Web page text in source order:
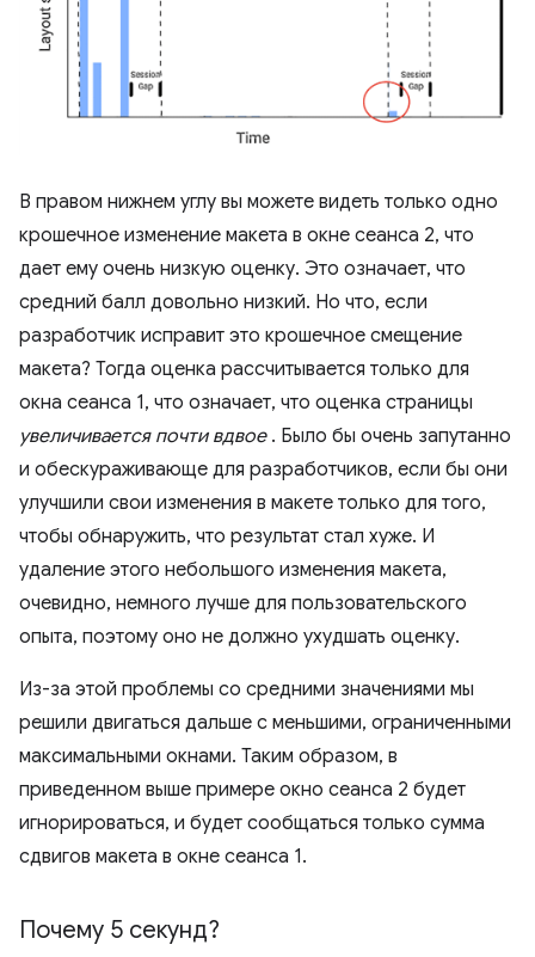
В правом нижнем углу вы можете видеть только одно
крошечное изменение макета в окне сеанса 2, что
дает ему очень низкую оценку. Это означает, что
средний балл довольно низкий. Но что, если
разработчик исправит это крошечное смещение
макета? Тогда оценка рассчитывается только для
окна сеанса 1, что означает, что оценка страницы
увеличивается почти вдвое. Было бы очень запутанно
и обескураживающе для разработчиков, если бы они
улучшили свои изменения в макете только для того,
чтобы обнаружить, что результат стал хуже. И
удаление этого небольшого изменения макета,
очевидно, немного лучше для пользовательского
опыта, поэтому оно не должно ухудшать оценку.
Из-за этой проблемы со средними значениями мы
решили двигаться дальше с меньшими, ограниченными
максимальными окнами. Таким образом, в
приведенном выше примере окно сеанса 2 будет
игнорироваться, и будет сообщаться только сумма
сдвигов макета в окне сеанса 1.
Почему 5 секунд?